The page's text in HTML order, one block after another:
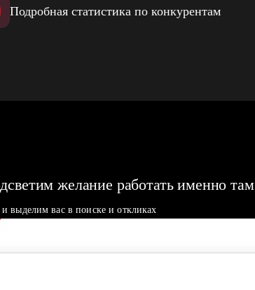
Подробная статистика по конкурентам
желание работать именно там
выделим вас в поиске и откликах